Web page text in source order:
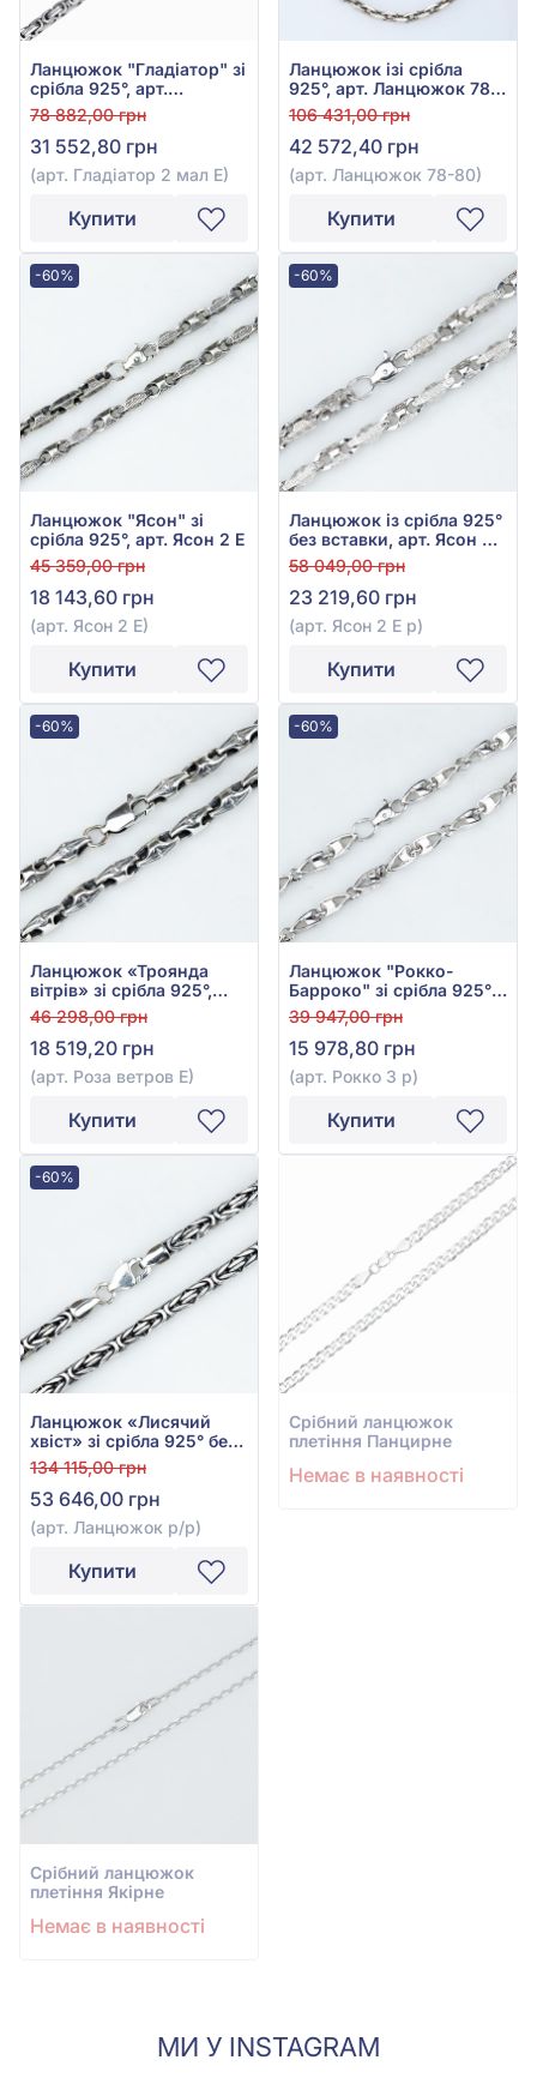
Ланцюжок "Гладіатор" зі
срібла 925°, арт.
Гладіатор 2 мал Е
78 882,00 грн
31 552,80 грн
(арт. Гладіатор 2 мал Е)
Купити
Ланцюжок ізі срібла
925°, арт. Ланцюжок 78-
80
106 431,00 грн
42 572,40 грн
(арт. Ланцюжок 78-80)
Купити
-60%
Ланцюжок "Ясон" зі
срібла 925°, арт. Ясон 2 Е
45 359,00 грн
18 143,60 грн
(арт. Ясон 2 Е)
Купити
-60%
Ланцюжок із срібла 925°
без вставки, арт. Ясон 2 Е
р
58 049,00 грн
23 219,60 грн
(арт. Ясон 2 Е р)
Купити
-60%
Ланцюжок «Троянда
вітрів» зі срібла 925°,
арт. Роза ветров Е
46 298,00 грн
18 519,20 грн
(арт. Роза ветров Е)
Купити
-60%
Ланцюжок "Рокко-
Барроко" зі срібла 925°,
арт. Рокко 3 р
39 947,00 грн
15 978,80 грн
(арт. Рокко 3 р)
Купити
-60%
Ланцюжок «Лисячий
хвіст» зі срібла 925° без
вставки, арт. Ланцюжок
р/р
134 115,00 грн
53 646,00 грн
(арт. Ланцюжок р/р)
Купити
Срiбний ланцюжок
плетіння Панцирне
Немає в наявності
Срiбний ланцюжок
плетіння Якірне
Немає в наявності
МИ У INSTAGRAM